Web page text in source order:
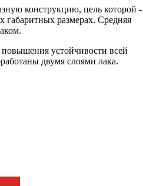
конструкцию, цель которой -
габаритных размерах. Средняя
устойчивости всей
двумя слоями лака.